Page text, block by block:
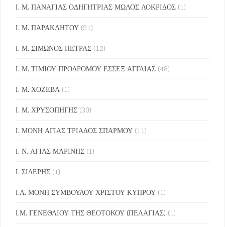
Ι. Μ. ΠΑΝΑΓΙΑΣ ΟΔΗΓΗΤΡΙΑΣ ΜΩΛΟΣ ΛΟΚΡΙΔΟΣ (1)
Ι. Μ. ΠΑΡΑΚΛΗΤΟΥ (91)
Ι. Μ. ΣΙΜΩΝΟΣ ΠΕΤΡΑΣ (12)
Ι. Μ. ΤΙΜΙΟΥ ΠΡΟΔΡΟΜΟΥ ΕΣΣΕΞ ΑΓΓΛΙΑΣ (48)
Ι. Μ. ΧΟΖΕΒΑ (1)
Ι. Μ. ΧΡΥΣΟΠΗΓΗΣ (30)
Ι. ΜΟΝΗ ΑΓΙΑΣ ΤΡΙΑΔΟΣ ΣΠΑΡΜΟΥ (11)
Ι. Ν. ΑΓΙΑΣ ΜΑΡΙΝΗΣ (1)
Ι. ΣΙΔΕΡΗΣ (1)
Ι.Α. ΜΟΝΗ ΣΥΜΒΟΥΛΟΥ ΧΡΙΣΤΟΥ ΚΥΠΡΟΥ (1)
Ι.Μ. ΓΕΝΕΘΛΙΟΥ ΤΗΣ ΘΕΟΤΟΚΟΥ (ΠΕΛΑΓΙΑΣ) (1)